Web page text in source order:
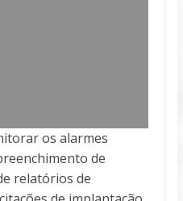
os alarmes
de
relatórios de